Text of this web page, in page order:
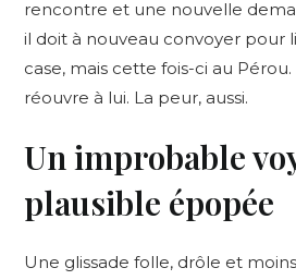
rencontre et une nouvelle
il doit à nouveau convoyer pour
case, mais cette fois-ci au Pérou.
réouvre à lui. La peur, aussi.
Un improbable
plausible épopée
Une glissade folle, drôle et